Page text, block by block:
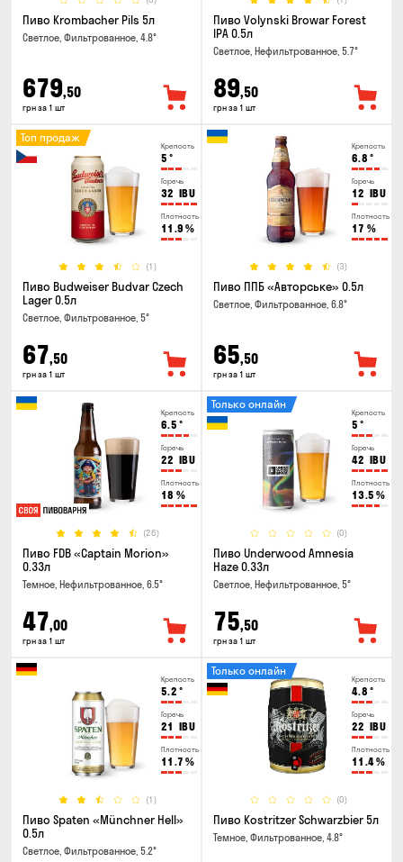
Пиво Krombacher Pils 5л
Светлое, Фильтрованное, 4.8°
679,50
грн за 1 шт
Пиво Volynski Browar Forest
IPA 0.5л
Светлое, Нефильтрованное, 5.7°
89,50
грн за 1 шт
Крепость
5 °
Горечь
32 IBU
Плотность
11.9 %
(1)
Топ продаж
Пиво Budweiser Budvar Czech
Lager 0.5л
Светлое, Фильтрованное, 5°
67,50
грн за 1 шт
Крепость
6.8 °
Горечь
12 IBU
Плотность
17 %
(3)
Пиво ППБ «Авторське» 0.5л
Светлое, Фильтрованное, 6.8°
65,50
грн за 1 шт
Крепость
6.5 °
Горечь
22 IBU
Плотность
18 %
(26)
Пиво FDB «Captain Morion»
0.33л
Темное, Нефильтрованное, 6.5°
47,00
грн за 1 шт
Крепость
5 °
Горечь
42 IBU
Плотность
13.5 %
(0)
Только онлайн
Пиво Underwood Amnesia
Haze 0.33л
Светлое, Нефильтрованное, 5°
75,50
грн за 1 шт
Крепость
5.2 °
Горечь
21 IBU
Плотность
11.7 %
(1)
Пиво Spaten «Münchner Hell»
0.5л
Светлое, Фильтрованное, 5.2°
Крепость
4.8 °
Горечь
22 IBU
Плотность
11.4%
(0)
Только онлайн
Пиво Kostritzer Schwarzbier 5л
Темное, Фильтрованное, 4.8°